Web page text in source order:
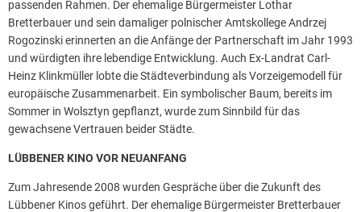
passenden Rahmen. Der ehemalige Bürgermeister Lothar
Bretterbauer und sein damaliger polnischer Amtskollege Andrzej
Rogozinski erinnerten an die Anfänge der Partnerschaft im Jahr 1993
und würdigten ihre lebendige Entwicklung. Auch Ex-Landrat Carl-
Heinz Klinkmüller lobte die Städteverbindung als Vorzeigemodell für
europäische Zusammenarbeit. Ein symbolischer Baum, bereits im
Sommer in Wolsztyn gepflanzt, wurde zum Sinnbild für das
gewachsene Vertrauen beider Städte.
LÜBBENER KINO VOR NEUANFANG
Zum Jahresende 2008 wurden Gespräche über die Zukunft des
Lübbener Kinos geführt. Der ehemalige Bürgermeister Bretterbauer